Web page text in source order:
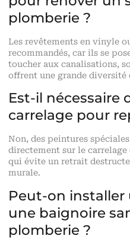
plomberie ?
Les revêtements en vinyle
recommandés, car ils se
toucher aux canalisations,
offrent une grande diversité
Est-il nécessaire
carrelage pour
Non, des peintures
directement sur le
qui évite un retrait
murale.
Peut-on installer
une baignoire
plomberie ?